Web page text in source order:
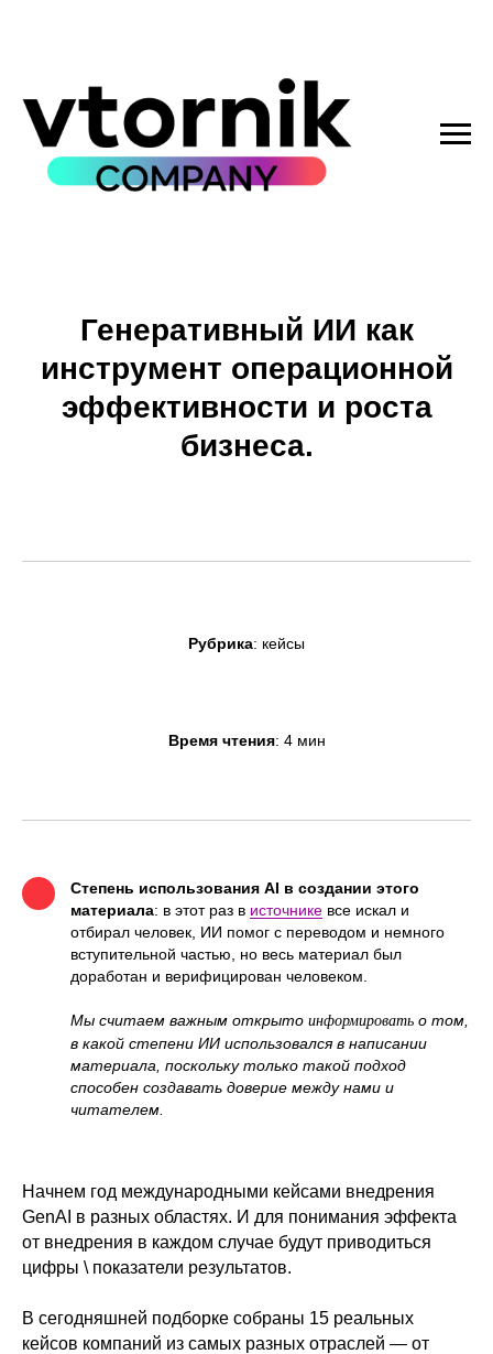
Генеративный ИИ как
инструмент операционной
эффективности и роста
бизнеса.
Рубрика: кейсы
Время чтения: 4 мин
Степень использования AI в создании этого
материала: в этот раз в источнике все искал и
отбирал человек, ИИ помог с переводом и немного
вступительной частью, но весь материал был
доработан и верифицирован человеком.
Мы считаем важным открыто информировать о том,
в какой степени ИИ использовался в написании
материала, поскольку только такой подход
способен создавать доверие между нами и
читателем.
Начнем год международными кейсами внедрения
GenAI в разных областях. И для понимания эффекта
от внедрения в каждом случае будут приводиться
цифры \ показатели результатов.
В сегодняшней подборке собраны 15 реальных
кейсов компаний из самых разных отраслей — от